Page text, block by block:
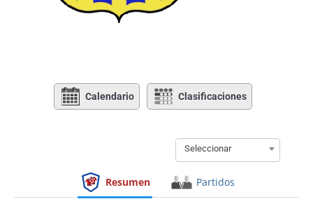
Calendario Clasificaciones
Seleccionar
Resumen Partidos